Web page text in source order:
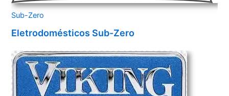
Sub-Zero
Eletrodomésticos Sub-Zero